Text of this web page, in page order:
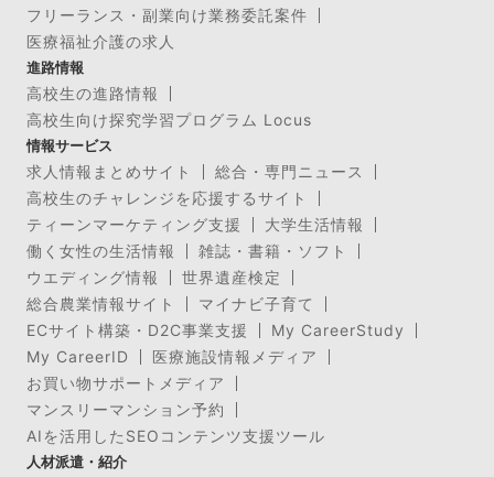
フリーランス・副業向け業務委託案件
医療福祉介護の求人
進路情報
高校生の進路情報
高校生向け探究学習プログラム Locus
情報サービス
求人情報まとめサイト
総合・専門ニュース
高校生のチャレンジを応援するサイト
ティーンマーケティング支援
大学生活情報
働く女性の生活情報
雑誌・書籍・ソフト
ウエディング情報
世界遺産検定
総合農業情報サイト
マイナビ子育て
ECサイト構築・D2C事業支援
My CareerStudy
My CareerID
医療施設情報メディア
お買い物サポートメディア
マンスリーマンション予約
AIを活用したSEOコンテンツ支援ツール
人材派遣・紹介